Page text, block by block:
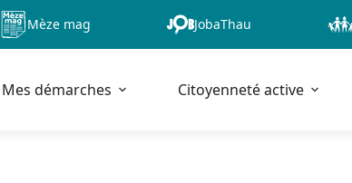
Mèze mag JobaThau
Mes démarches Citoyenneté active